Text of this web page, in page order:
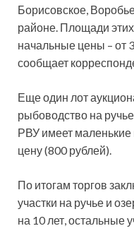
Борисовское,
районе. Площади
начальные цены – от
сообщает
Еще один лот
рыбоводство на
РВУ имеет маленькие
цену (800 рублей).
По итогам торгов
участки на ручье и
на 10 лет, остальные